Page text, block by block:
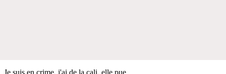
Je suis en crime, j'ai de la cali, elle pue